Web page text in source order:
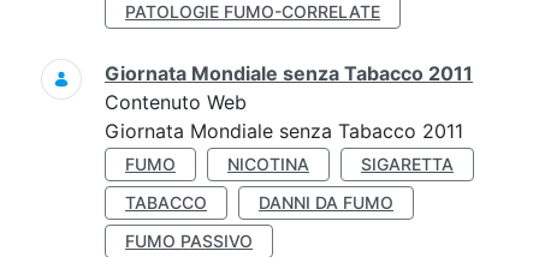
PATOLOGIE FUMO-CORRELATE
Giornata Mondiale senza Tabacco 2011
Contenuto Web
Giornata Mondiale senza Tabacco 2011
FUMO NICOTINA
SIGARETTA
TABACCO
DANNI DA FUMO
FUMO PASSIVO